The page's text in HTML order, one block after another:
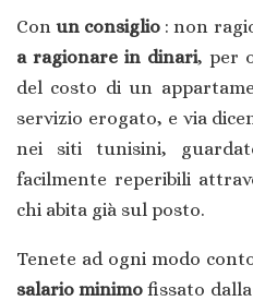
Conun consiglio : non
a ragionare in dinari, per
del costo di un
servizio erogato, e via
nei siti tunisini,
facilmente reperibili
chi abita già sul posto.
Tenete ad ogni modo
salario minimo fissato